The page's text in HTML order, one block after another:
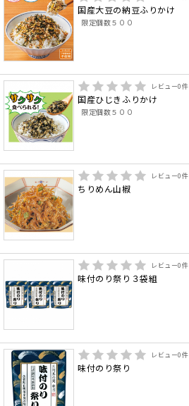
国産大豆の納豆ふりかけ
限定個数５００
レビュー0件
国産ひじきふりかけ
限定個数５００
レビュー0件
ちりめん山椒
レビュー0件
味付のり祭り３袋組
レビュー0件
味付のり祭り